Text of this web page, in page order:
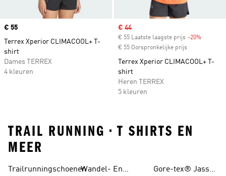
Price
€ 55
Terrex Xperior CLIMACOOL+ T-
shirt
Dames TERREX
4 kleuren
Sale price
€ 44
€ 55 Laatste laagste prijs -20%
€ 55 Oorspronkelijke prijs
Terrex Xperior CLIMACOOL+ T-
shirt
Heren TERREX
5 kleuren
TRAIL RUNNING • T SHIRTS EN
MEER
TrailrunningschoenenWandel- En
Gore-tex® Jassen